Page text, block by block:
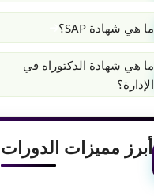
ما هي شهادة SAP؟
ما هي شهادة الدكتوراه في
الإدارة؟
أبرز مميزات الدورات